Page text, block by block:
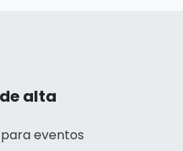
alta
eventos